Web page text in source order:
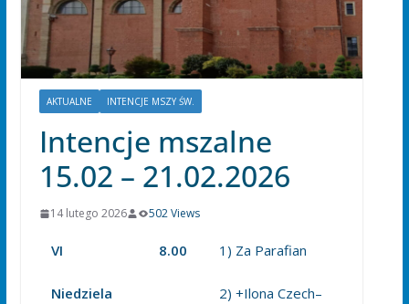
AKTUALNE INTENCJE MSZY ŚW.
Intencje mszalne
15.02 – 21.02.2026
14 lutego 2026 502 Views
VI
Niedziela
8.00 1) Za Parafian
2) +Ilona Czech–